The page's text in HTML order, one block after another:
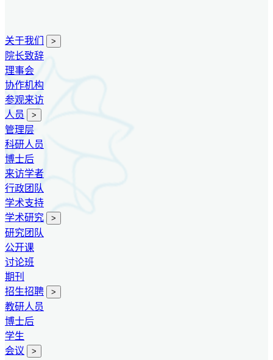
关于我们 >
院长致辞
理事会
协作机构
参观来访
人员
>
管理层
科研人员
博士后
来访学者
行政团队
学术支持
学术研究
>
研究团队
公开课
讨论班
期刊
招生招聘
>
教研人员
博士后
学生
会议
>